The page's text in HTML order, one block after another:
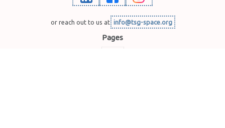
or reach out to us at info@tsg-space.org
Pages